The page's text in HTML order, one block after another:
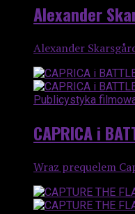
Alexander
Alexander
Publicystyka
CAPRICA i
Wraz prequelem